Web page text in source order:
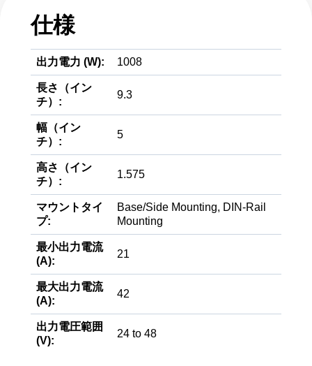
仕様
出力電力 (W): 1008
長さ（イン
チ）:
9.3
幅（イン
チ）:
5
高さ（イン
チ）:
1.575
マウントタイ
プ:
Base/Side Mounting, DIN-Rail
Mounting
最小出力電流
(A):
21
最大出力電流
(A):
42
出力電圧範囲
(V):
24 to 48